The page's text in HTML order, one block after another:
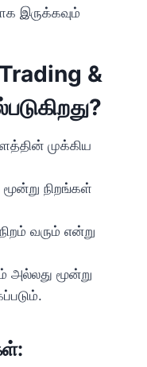
இருக்கவும்
&
முக்கிய
நிறங்கள்
வரும் என்று
அல்லது மூன்று